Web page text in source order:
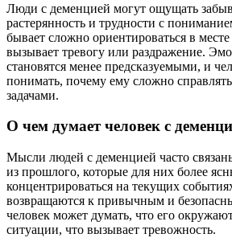
Люди с деменцией могут ощущать
растерянность и трудности с
бывает сложно ориентироваться в
вызывает тревогу или раздражение.
становятся менее предсказуемыми, и
понимать, почему ему сложно
задачами.
О чем думает человек с
Мысли людей с деменцией часто
из прошлого, которые для них более
концентрироваться на текущих
возвращаются к привычным и
человек может думать, что его
ситуации, что вызывает тревожность.